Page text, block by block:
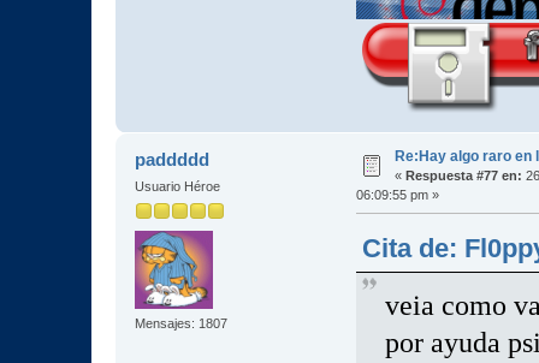
paddddd
Usuario Héroe
Mensajes: 1807
Re:Hay algo raro en
« Respuesta #77 en:
06:09:55 pm »
Cita de:
veia como
por ayuda